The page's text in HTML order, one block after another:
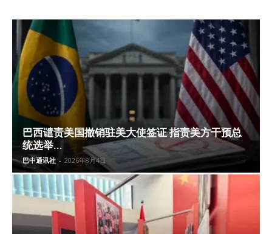
巴西谴责美国撤销驻美大使签证 指责美方干预总
统选举...
巴中通讯社 - 2026年8月4日